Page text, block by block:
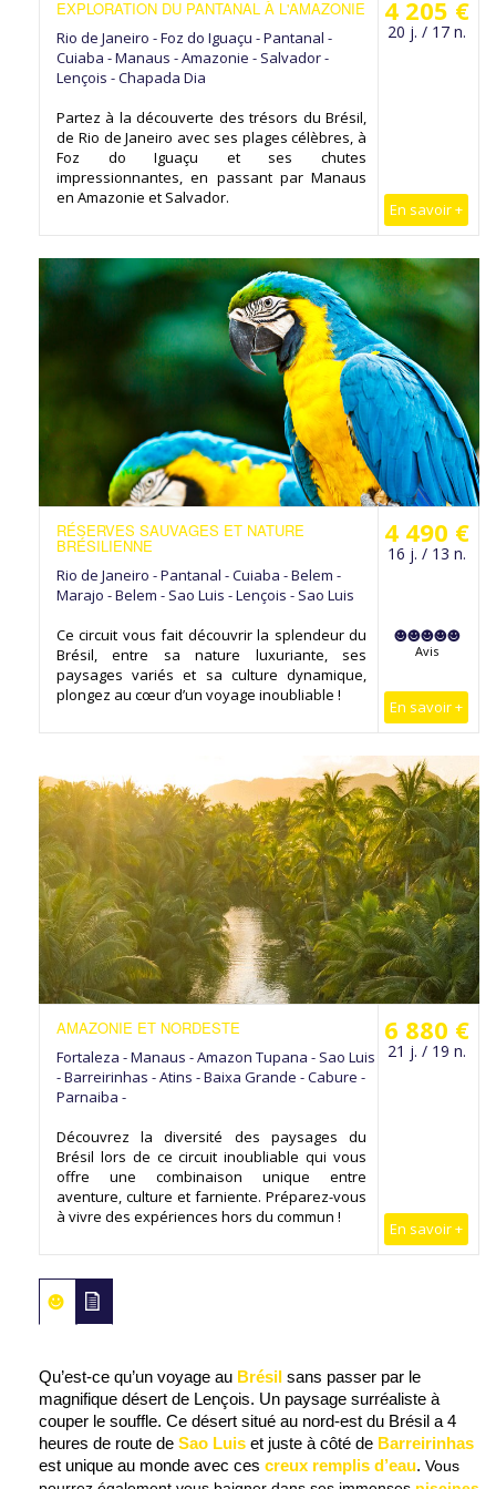
4 205 €
20 j. / 17 n.
En savoir +
EXPLORATION DU PANTANAL À L'AMAZONIE
Rio de Janeiro - Foz do Iguaçu - Pantanal -
Cuiaba - Manaus - Amazonie - Salvador -
Lençois - Chapada Dia
Partez à la découverte des trésors du Brésil,
de Rio de Janeiro avec ses plages célèbres, à
Foz do Iguaçu et ses chutes
impressionnantes, en passant par Manaus
en Amazonie et Salvador.
4 490 €
16 j. / 13 n.
Avis
En savoir +
RÉSERVES SAUVAGES ET NATURE
BRÉSILIENNE
Rio de Janeiro - Pantanal - Cuiaba - Belem -
Marajo - Belem - Sao Luis - Lençois - Sao Luis
Ce circuit vous fait découvrir la splendeur du
Brésil, entre sa nature luxuriante, ses
paysages variés et sa culture dynamique,
plongez au cœur d’un voyage inoubliable !
6 880 €
21 j. / 19 n.
En savoir +
AMAZONIE ET NORDESTE
Fortaleza - Manaus - Amazon Tupana - Sao Luis
- Barreirinhas - Atins - Baixa Grande - Cabure -
Parnaiba -
Découvrez la diversité des paysages du
Brésil lors de ce circuit inoubliable qui vous
offre une combinaison unique entre
aventure, culture et farniente. Préparez-vous
à vivre des expériences hors du commun !
Qu’est-ce qu’un voyage au Brésil sans passer par le
magnifique désert de Lençois. Un paysage surréaliste à
couper le souffle. Ce désert situé au nord-est du Brésil a 4
heures de route de Sao Luis et juste à côté de Barreirinhas
est unique au monde avec ces creux remplis d’eau. Vous